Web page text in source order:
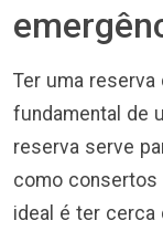
Ter uma
fundamental de
reserva serve
como consertos
ideal é ter